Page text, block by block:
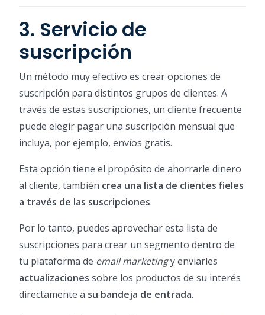
3. Servicio de
suscripción
Un método muy efectivo es crear opciones de
suscripción para distintos grupos de clientes. A
través de estas suscripciones, un cliente frecuente
puede elegir pagar una suscripción mensual que
incluya, por ejemplo, envíos gratis.
Esta opción tiene el propósito de ahorrarle dinero
al cliente, también crea una lista de clientes fieles
a través de las suscripciones.
Por lo tanto, puedes aprovechar esta lista de
suscripciones para crear un segmento dentro de
tu plataforma de email marketingy enviarles
actualizaciones sobre los productos de su interés
directamente a su bandeja de entrada.